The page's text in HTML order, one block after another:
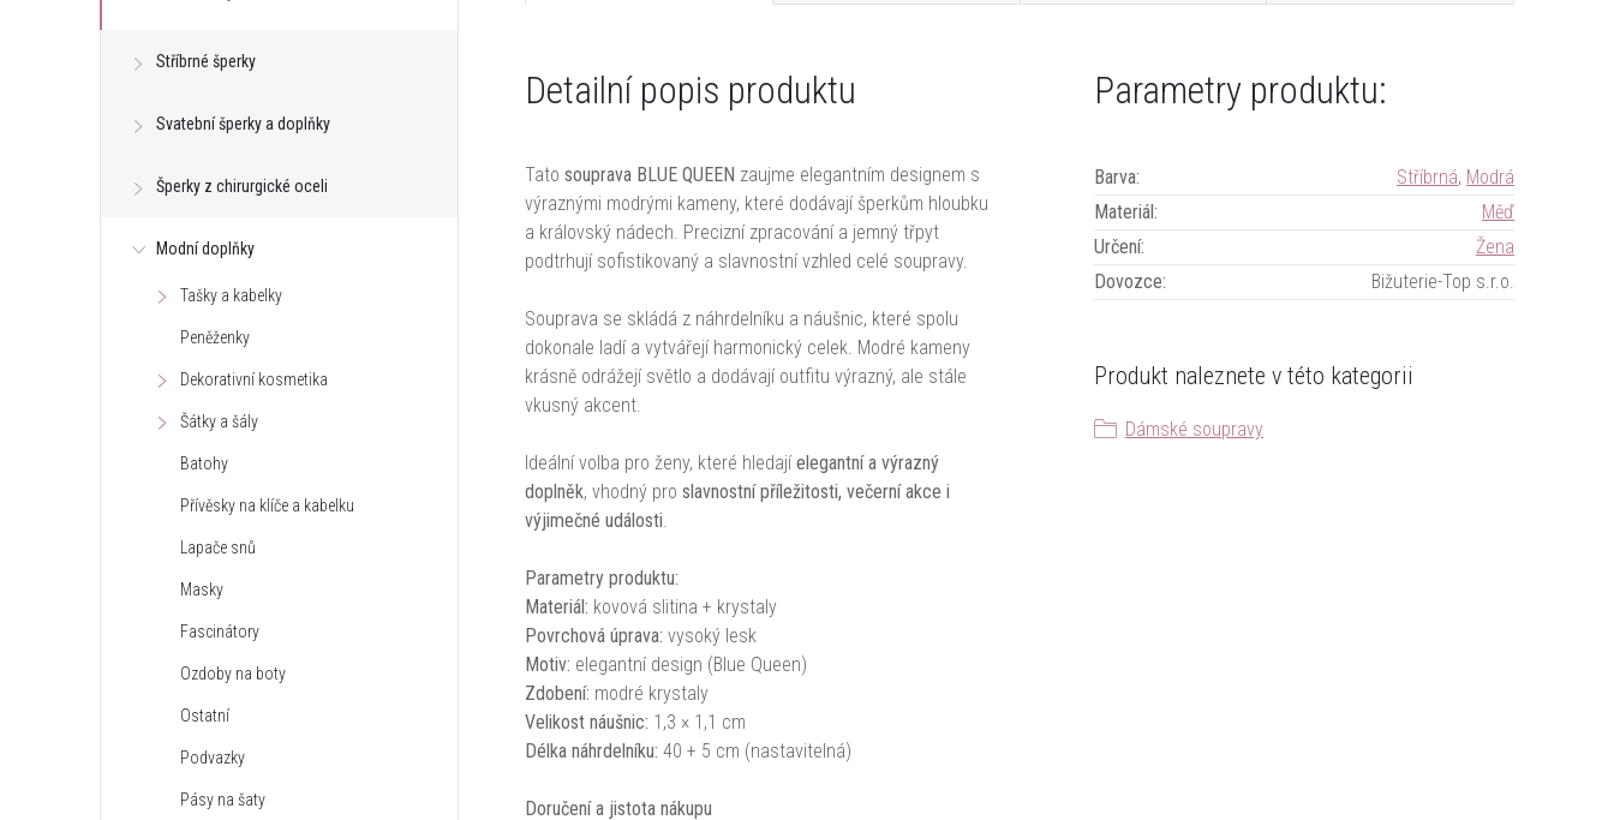
Stříbrné šperky
Svatební šperky a doplňky
Šperky z chirurgické oceli
Modní doplňky
Tašky a kabelky
Peněženky
Dekorativní kosmetika
Šátky a šály
Batohy
Přívěsky na klíče a kabelku
Lapače snů
Masky
Fascinátory
Ozdoby na boty
Ostatní
Podvazky
Pásy na šaty
Detailní popis produktu
Tato souprava BLUE QUEEN zaujme elegantním designem s
výraznými modrými kameny, které dodávají šperkům hloubku
a královský nádech. Precizní zpracování a jemný třpyt
podtrhují sofistikovaný a slavnostní vzhled celé soupravy.
Souprava se skládá z náhrdelníku a náušnic, které spolu
dokonale ladí a vytvářejí harmonický celek. Modré kameny
krásně odrážejí světlo a dodávají outfitu výrazný, ale stále
vkusný akcent.
Ideální volba pro ženy, které hledajíelegantní a výrazný
doplněk, vhodný pro slavnostní příležitosti, večerní akce i
výjimečné události
Parametry produktu:
Materiál: kovová slitina + krystaly
Povrchová úprava: vysoký lesk
Motiv: elegantní design (Blue Queen)
Zdobení: modré krystaly
Velikost náušnic: 1,3 × 1,1 cm
Délka náhrdelníku: 40 + 5 cm (nastavitelná)
Doručení a jistota nákupu
Parametry produktu:
Barva: Stříbrná, Modrá
Materiál:
Měď
Určení:
Žena
Dovozce: Bižuterie-Top s.r.o.
Produkt naleznete v této kategorii
Dámské soupravy